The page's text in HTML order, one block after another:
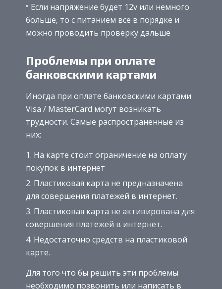
Если напряжение будет 12v или немного
больше, то с питанием все в порядке и
можно проводить проверку дальше
Проблемы при оплате
банковскими картами
Иногда при оплате банковскими картами
Visa / MasterCard могут возникать
трудности. Самые распространенные из
них:
На карте стоит ограничение на оплату
покупок в интернет
Пластиковая карта не предназначена
для совершения платежей в интернет.
Пластиковая карта не активирована для
совершения платежей в интернет.
Недостаточно средств на пластиковой
карте.
Для того что бы решить эти проблемы
необходимо позвонить или написать в